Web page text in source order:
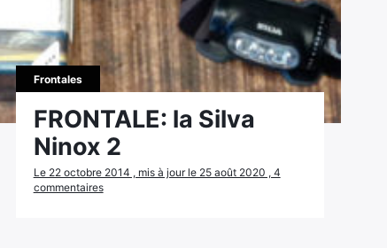
Frontales
FRONTALE: la Silva
Ninox 2
Le 22 octobre 2014 , mis à jour le 25 août 2020 , 4
commentaires